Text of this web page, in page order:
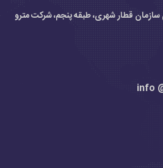
سازمان قطار شهری، طبقه پنجم، شرکت مترو
info